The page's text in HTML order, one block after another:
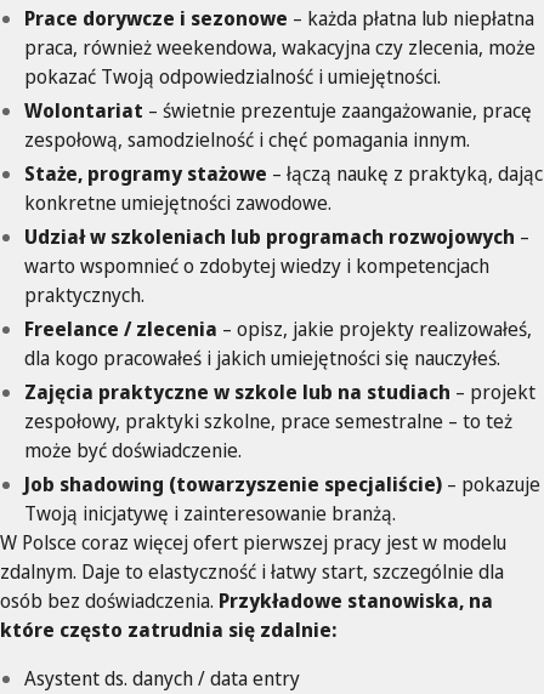
Prace dorywcze i sezonowe – każda płatna lub niepłatna
praca, również weekendowa, wakacyjna czy zlecenia, może
pokazać Twoją odpowiedzialność i umiejętności.
Wolontariat – świetnie prezentuje zaangażowanie, pracę
zespołową, samodzielność i chęć pomagania innym.
Staże, programy stażowe – łączą naukę z praktyką, dając
konkretne umiejętności zawodowe.
Udział w szkoleniach lub programach rozwojowych –
warto wspomnieć o zdobytej wiedzy i kompetencjach
praktycznych.
Freelance / zlecenia – opisz, jakie projekty realizowałeś,
dla kogo pracowałeś i jakich umiejętności się nauczyłeś.
Zajęcia praktyczne w szkole lub na studiach – projekt
zespołowy, praktyki szkolne, prace semestralne – to też
może być doświadczenie.
Job shadowing (towarzyszenie specjaliście) – pokazuje
Twoją inicjatywę i zainteresowanie branżą.
W Polsce coraz więcej ofert pierwszej pracy jest w modelu
zdalnym. Daje to elastyczność i łatwy start, szczególnie dla
osób bez doświadczenia. Przykładowe stanowiska, na
które często zatrudnia się zdalnie:
Asystent ds. danych / data entry